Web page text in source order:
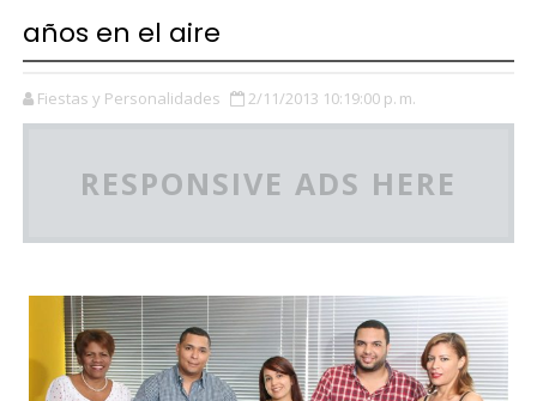
años en el aire
Fiestas y Personalidades 2/11/2013 10:19:00 p. m.
RESPONSIVE ADS HERE